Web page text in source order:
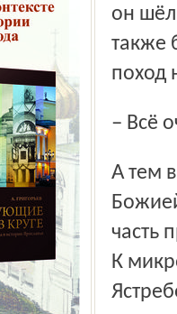
он
также
поход
–
А тем временем, на островке, где стоит часовня Казанской
часть
К